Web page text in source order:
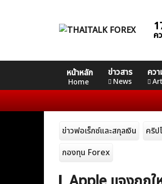
ค
หน้าหลัก
Home
ข่าวสาร
News
คว
VPS Register
คอร์ส
Basic
คอร์ส
Advance
ข่าวฟอเร็กซ์และสกุลเงิน คริป
กองทุน Forex